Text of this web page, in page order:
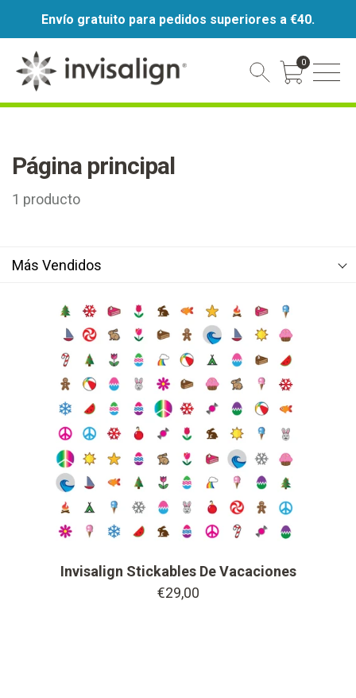
Envío gratuito para pedidos superiores a €40.
button
0
Página principal
1 producto
Más Vendidos
Invisalign Stickables De Vacaciones
€29,00